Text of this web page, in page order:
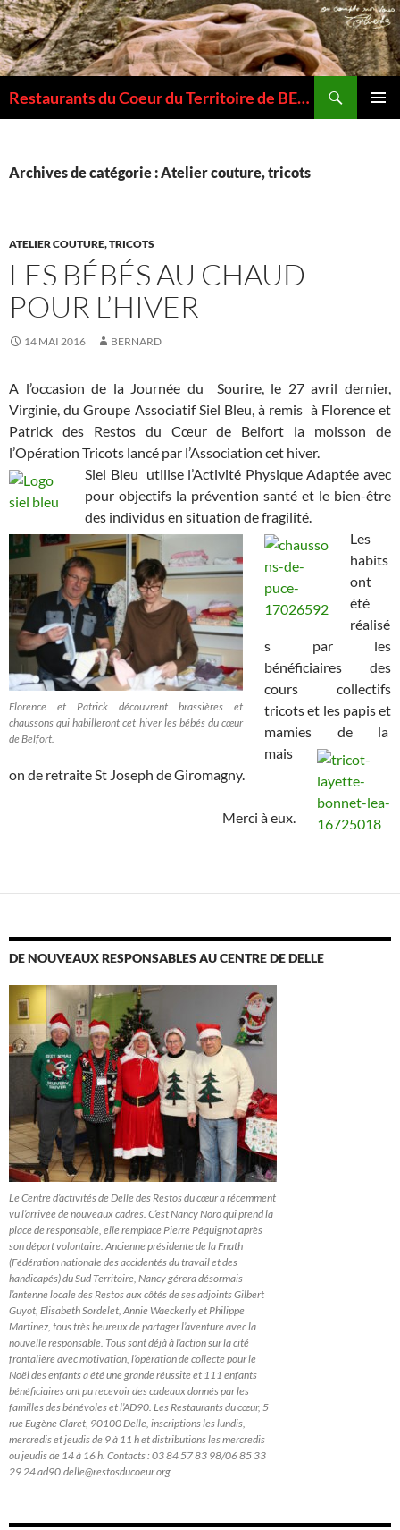
Restaurants du Coeur du Territoire de BELFORT
Archives de catégorie : Atelier couture, tricots
ATELIER COUTURE, TRICOTS
LES BÉBÉS AU CHAUD
POUR L’HIVER
14 MAI 2016 BERNARD
A l’occasion de la Journée du Sourire, le 27 avril dernier,
Virginie, du Groupe Associatif Siel Bleu, à remis à Florence et
Patrick des Restos du Cœur de Belfort la moisson de
l’Opération Tricots lancé par l’Association cet hiver.
Siel Bleu utilise l’Activité Physique Adaptée avec
pour objectifs la prévention santé et le bien-être
des individus en situation de fragilité.
Florence et Patrick découvrent brassières et
chaussons qui habilleront cet hiver les bébés du cœur
de Belfort.
Les
habits
ont
été
réalisé
s par les
bénéficiaires des
cours collectifs
tricots et les papis et
mamies de la
mais
on de retraite St Joseph de Giromagny.
Merci à eux.
DE NOUVEAUX RESPONSABLES AU CENTRE DE DELLE
Le Centre d’activités de Delle des Restos du cœur a récemment
vu l’arrivée de nouveaux cadres. C’est Nancy Noro qui prend la
place de responsable, elle remplace Pierre Péquignot après
son départ volontaire. Ancienne présidente de la Fnath
(Fédération nationale des accidentés du travail et des
handicapés) du Sud Territoire, Nancy gérera désormais
l’antenne locale des Restos aux côtés de ses adjoints Gilbert
Guyot, Elisabeth Sordelet, Annie Waeckerly et Philippe
Martinez, tous très heureux de partager l’aventure avec la
nouvelle responsable. Tous sont déjà à l’action sur la cité
frontalière avec motivation, l’opération de collecte pour le
Noël des enfants a été une grande réussite et 111 enfants
bénéficiaires ont pu recevoir des cadeaux donnés par les
familles des bénévoles et l’AD90. Les Restaurants du cœur, 5
rue Eugène Claret, 90100 Delle, inscriptions les lundis,
mercredis et jeudis de 9 à 11 h et distributions les mercredis
ou jeudis de 14 à 16 h. Contacts : 03 84 57 83 98/06 85 33
29 24 ad90.delle@restosducoeur.org